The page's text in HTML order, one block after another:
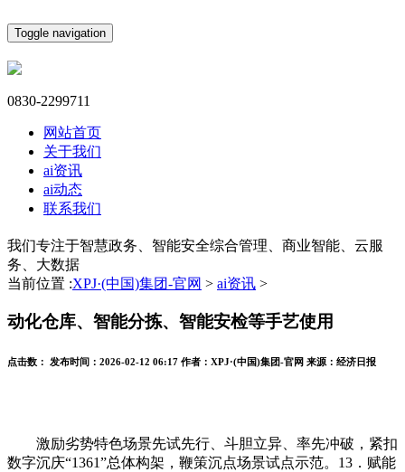
Toggle navigation
0830-2299711
网站首页
关于我们
ai资讯
ai动态
联系我们
我们专注于智慧政务、智能安全综合管理、商业智能、云服
务、大数据
当前位置 :XPJ·(中国)集团-官网 > ai资讯 >
动化仓库、智能分拣、智能安检等手艺使用
点击数： 发布时间： 2026-02-12 06:17 作者： XPJ·(中国)集团-官网 来源： 经济日报
激励劣势特色场景先试先行、斗胆立异、率先冲破，紧扣
数字沉庆“1361”总体构架，鞭策沉点场景试点示范。13．赋能